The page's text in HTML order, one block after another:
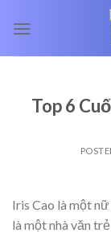
Top 6
Iris Cao là một
là một nhà văn